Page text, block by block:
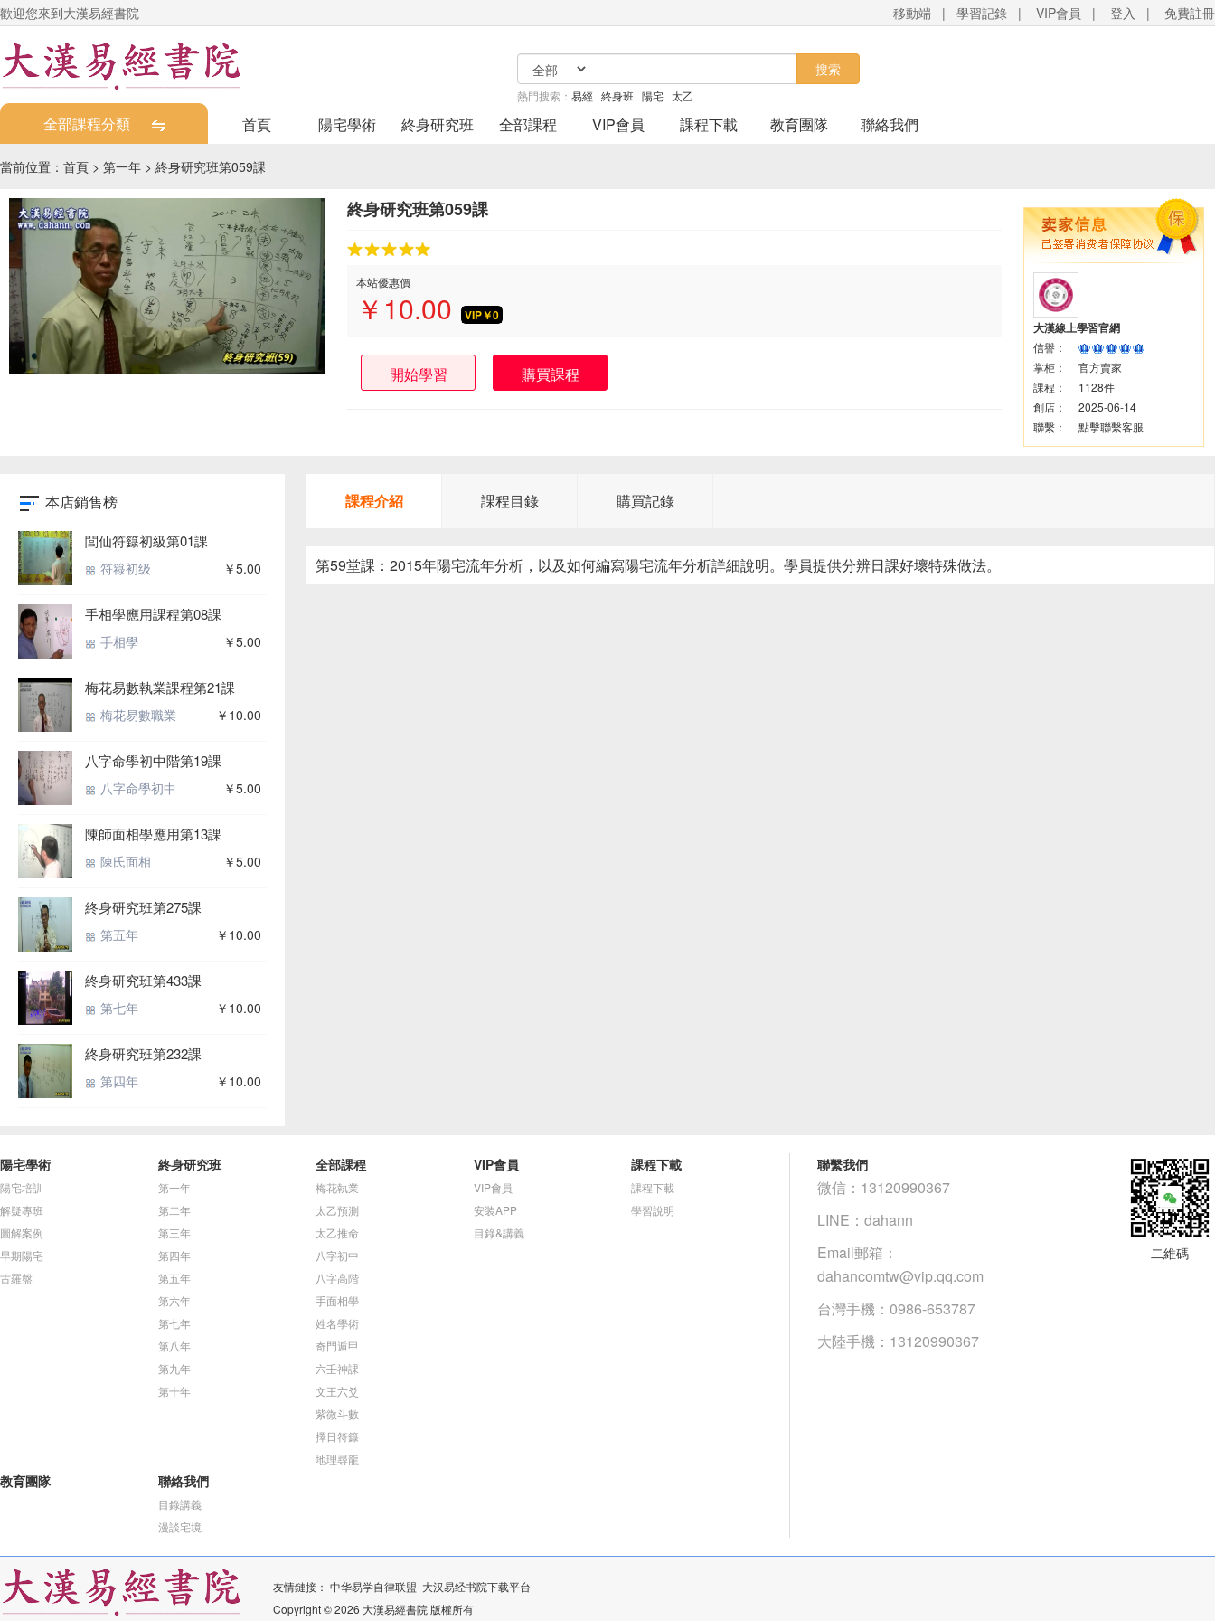
歡迎您來到大漢易經書院 移動端 | 學習記錄 | VIP會員 | 登入 | 免費註冊
搜索
熱門搜索： 易經 終身班 陽宅 太乙
全部課程分類 首頁 陽宅學術 終身研究班 全部課程 VIP會員 課程下載 教育團隊 聯絡我們
當前位置： 首頁 > 第一年 > 終身研究班第059課
終身研究班第059課
本站優惠價
￥ 10.00 VIP￥0
開始學習 購買課程
大漢線上學習官網
信譽：
掌柜：
官方賣家
課程：
1128件
創店：
2025-06-14
聯繫：
點擊聯繫客服
本店銷售榜
閭仙符籙初級第01課
符簶初级 ￥5.00
手相學應用課程第08課
手相學 ￥5.00
梅花易數執業課程第21課
梅花易數職業 ￥10.00
八字命學初中階第19課
八字命學初中 ￥5.00
陳師面相學應用第13課
陳氏面相 ￥5.00
終身研究班第275課
第五年 ￥10.00
終身研究班第433課
第七年 ￥10.00
終身研究班第232課
第四年 ￥10.00
課程介紹 課程目錄 購買記錄
第59堂課：2015年陽宅流年分析，以及如何編寫陽宅流年分析詳細說明。學員提供分辨日課好壞特殊做法。
陽宅學術
陽宅培訓
解疑專班
圖解案例
早期陽宅
古羅盤
終身研究班
第一年
第二年
第三年
第四年
第五年
第六年
第七年
第八年
第九年
第十年
全部課程
梅花執業
太乙預測
太乙推命
八字初中
八字高階
手面相學
姓名學術
奇門遁甲
六壬神課
文王六爻
紫微斗數
擇日符籙
地理尋龍
VIP會員
VIP會員
安装APP
目錄&講義
課程下載
課程下載
學習說明
教育團隊 聯絡我們
目錄講義
漫談宅境
聯繫我們
微信：13120990367
LINE：dahann
Email郵箱：
dahancomtw@vip.qq.com
台灣手機：0986-653787
大陸手機：13120990367
二維碼
友情鏈接： 中华易学自律联盟 大汉易经书院下载平台
Copyright © 2026 大漢易經書院 版權所有